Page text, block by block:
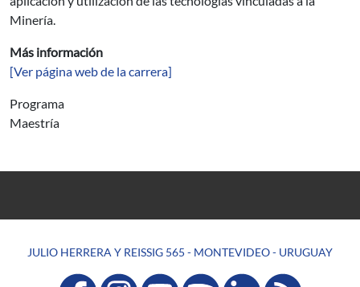
Minería.
Más información
[Ver página web de la carrera]
Programa
Maestría
JULIO HERRERA Y REISSIG 565 - MONTEVIDEO - URUGUAY